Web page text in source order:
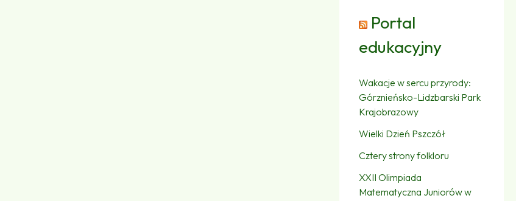
Portal
edukacyjny
Wakacje w sercu przyrody:
Górznieńsko-Lidzbarski Park
Krajobrazowy
Wielki Dzień Pszczół
Cztery strony folkloru
XXII Olimpiada
Matematyczna Juniorów w